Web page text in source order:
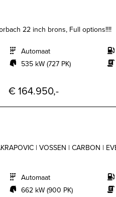
22 inch brons, Full options!!!!
Automaat
535 kW (727 PK)
€ 164.950,-
| VOSSEN | CARBON |
Automaat
662 kW (900 PK)